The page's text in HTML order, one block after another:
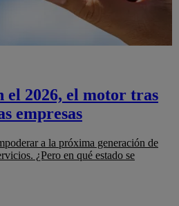
el 2026, el motor tras
empresas
a la próxima generación de
¿Pero en qué estado se